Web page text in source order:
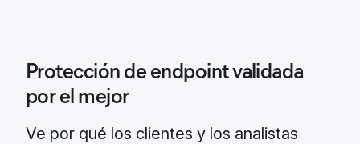
Protección de endpoint validada
por el mejor
Ve por qué los clientes y los analistas